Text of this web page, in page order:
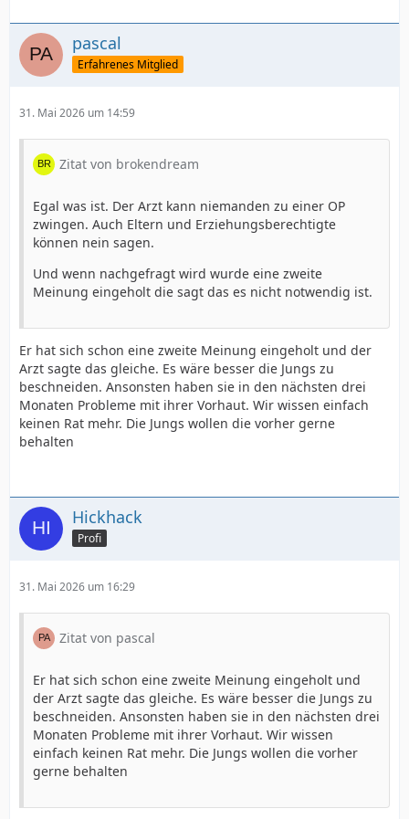
pascal
Erfahrenes Mitglied
31. Mai 2026 um 14:59
Zitat von brokendream
Egal was ist. Der Arzt kann niemanden zu einer OP
zwingen. Auch Eltern und Erziehungsberechtigte
können nein sagen.
Und wenn nachgefragt wird wurde eine zweite
Meinung eingeholt die sagt das es nicht notwendig ist.
Er hat sich schon eine zweite Meinung eingeholt und der
Arzt sagte das gleiche. Es wäre besser die Jungs zu
beschneiden. Ansonsten haben sie in den nächsten drei
Monaten Probleme mit ihrer Vorhaut. Wir wissen einfach
keinen Rat mehr. Die Jungs wollen die vorher gerne
behalten
Hickhack
Profi
31. Mai 2026 um 16:29
Zitat von pascal
Er hat sich schon eine zweite Meinung eingeholt und
der Arzt sagte das gleiche. Es wäre besser die Jungs zu
beschneiden. Ansonsten haben sie in den nächsten drei
Monaten Probleme mit ihrer Vorhaut. Wir wissen
einfach keinen Rat mehr. Die Jungs wollen die vorher
gerne behalten